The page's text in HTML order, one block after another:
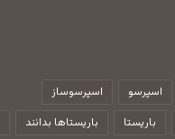
اسپرسو
اسپرسوساز
باریستا باریستاها بدانند